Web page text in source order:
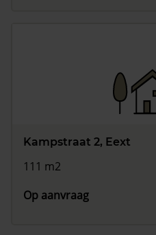
Kampstraat 2, Eext
111 m2
Op aanvraag